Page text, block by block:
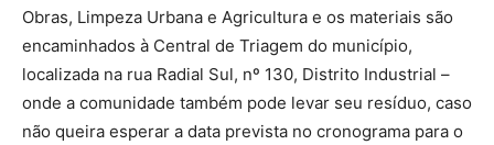
Obras, Limpeza Urbana e Agricultura e os materiais são
encaminhados à Central de Triagem do município,
localizada na rua Radial Sul, nº 130, Distrito Industrial –
onde a comunidade também pode levar seu resíduo, caso
não queira esperar a data prevista no cronograma para o